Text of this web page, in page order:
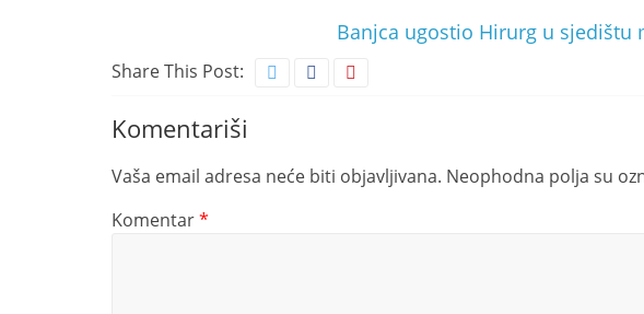
Banjca ugostio Hirurg u sjedištu
Share This Post:
Komentariši
Vaša email adresa neće biti objavljivana. Neophodna polja su
Komentar*